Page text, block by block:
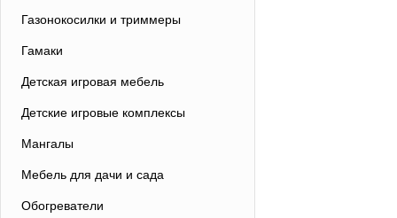
Газонокосилки и триммеры
Гамаки
Детская игровая мебель
Детские игровые комплексы
Мангалы
Мебель для дачи и сада
Обогреватели